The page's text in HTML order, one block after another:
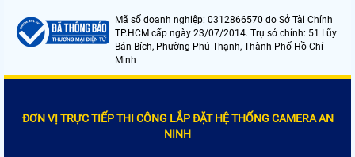
Mã số doanh nghiệp: 0312866570 do Sở Tài Chính
TP.HCM cấp ngày 23/07/2014. Trụ sở chính: 51 Lũy
Bán Bích, Phường Phú Thạnh, Thành Phố Hồ Chí
Minh
ĐƠN VỊ TRỰC TIẾP THI CÔNG LẮP ĐẶT HỆ THỐNG CAMERA AN
NINH